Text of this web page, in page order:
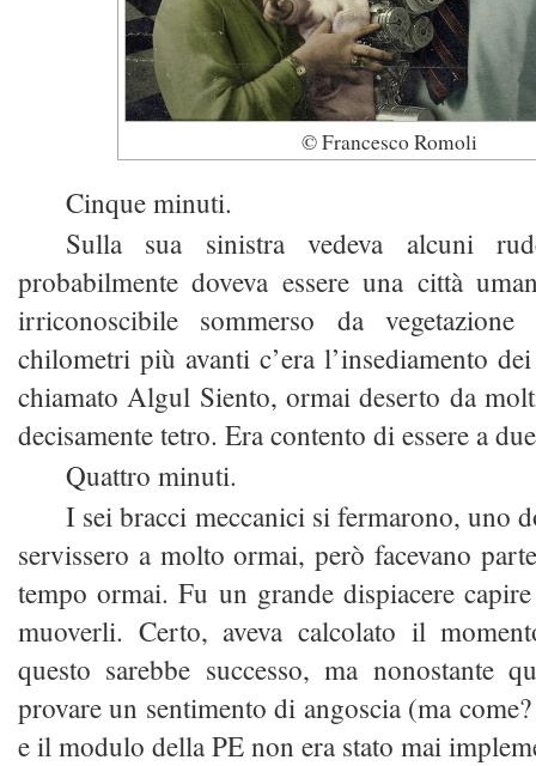
© Francesco Romoli
Cinque minuti.
Sulla sua sinistra vedeva alcuni
probabilmente doveva essere una città
irriconoscibile sommerso da
chilometri più avanti c’era l’insediamento
chiamato Algul Siento, ormai deserto da
decisamente tetro. Era contento di essere a
Quattro minuti.
I sei bracci meccanici si fermarono, uno
servissero a molto ormai, però facevano
tempo ormai. Fu un grande dispiacere
muoverli. Certo, aveva calcolato il
questo sarebbe successo, ma nonostante
provare un sentimento di angoscia (ma
e il modulo della PE non era stato mai